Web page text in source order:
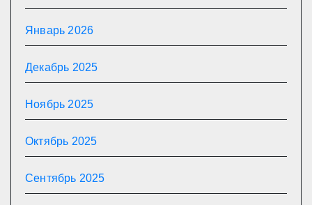
Январь 2026
Декабрь 2025
Ноябрь 2025
Октябрь 2025
Сентябрь 2025